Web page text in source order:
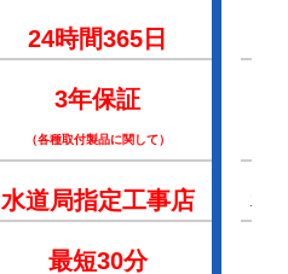
24時間365日
3年保証
（各種取付製品に関して）
水道局指定工事店
最短30分